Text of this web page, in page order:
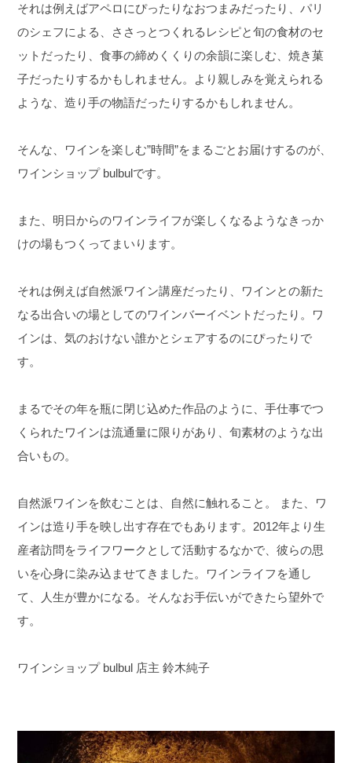
それは例えばアペロにぴったりなおつまみだったり、パリ
のシェフによる、ささっとつくれるレシピと旬の食材のセ
ットだったり、食事の締めくくりの余韻に楽しむ、焼き菓
子だったりするかもしれません。より親しみを覚えられる
ような、造り手の物語だったりするかもしれません。
そんな、ワインを楽しむ”時間”をまるごとお届けするのが、
ワインショップ bulbulです。
また、明日からのワインライフが楽しくなるようなきっか
けの場もつくってまいります。
それは例えば自然派ワイン講座だったり、ワインとの新た
なる出合いの場としてのワインバーイベントだったり。ワ
インは、気のおけない誰かとシェアするのにぴったりで
す。
まるでその年を瓶に閉じ込めた作品のように、手仕事でつ
くられたワインは流通量に限りがあり、旬素材のような出
合いもの。
自然派ワインを飲むことは、自然に触れること。 また、ワ
インは造り手を映し出す存在でもあります。2012年より生
産者訪問をライフワークとして活動するなかで、彼らの思
いを心身に染み込ませてきました。ワインライフを通し
て、人生が豊かになる。そんなお手伝いができたら望外で
す。
ワインショップ bulbul 店主 鈴木純子